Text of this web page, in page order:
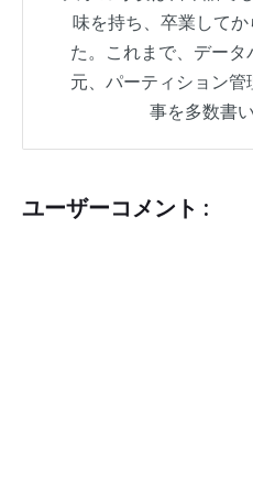
味を持ち、卒業して
た。これまで、デー
元、パーティション
事を多数書
ユーザーコメント :